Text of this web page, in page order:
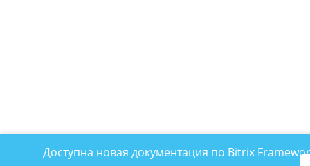
Доступна новая документация по Bitrix